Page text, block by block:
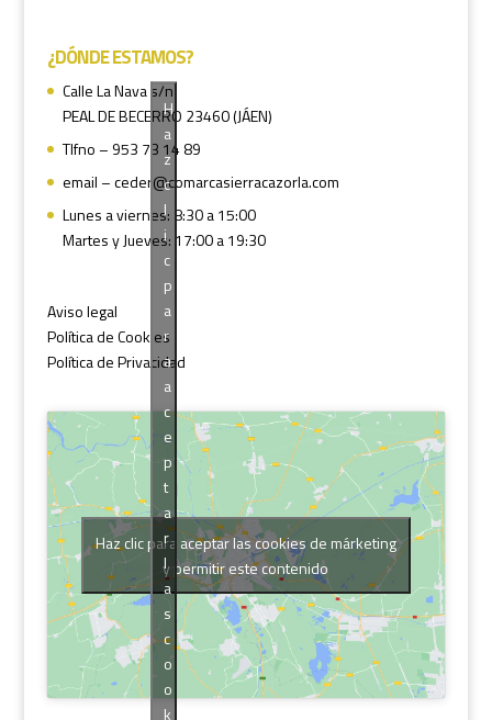
¿DÓNDE ESTAMOS?
Calle La Nava s/n
PEAL DE BECERRO 23460 (JÁEN)
Tlfno – 953 73 14 89
email – ceder@comarcasierracazorla.com
Lunes a viernes: 8:30 a 15:00
Martes y Jueves: 17:00 a 19:30
Aviso legal
Política de Cookies
Política de Privacidad
Haz clic para aceptar las cookies de márketing
y permitir este contenido
H
a
z
c
l
i
c
p
a
r
a
a
c
e
p
t
a
r
l
a
s
c
o
o
k